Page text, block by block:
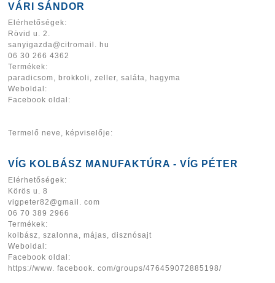
VÁRI SÁNDOR
Elérhetőségek:
Rövid u. 2.
sanyigazda@citromail. hu
06 30 266 4362
Termékek:
paradicsom, brokkoli, zeller, saláta, hagyma
Weboldal:
Facebook oldal:
Termelő neve, képviselője:
VÍG KOLBÁSZ MANUFAKTÚRA - VÍG PÉTER
Elérhetőségek:
Körös u. 8
vigpeter82@gmail. com
06 70 389 2966
Termékek:
kolbász, szalonna, májas, disznósajt
Weboldal:
Facebook oldal:
https://www. facebook. com/groups/476459072885198/